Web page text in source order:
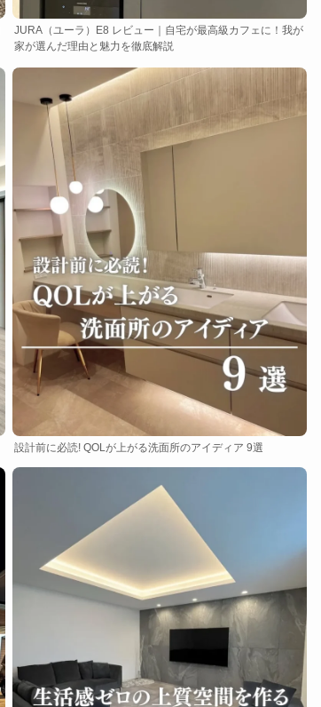
JURA（ユーラ）E8 レビュー｜自宅が最高級カフェに！我が
家が選んだ理由と魅力を徹底解説
設計前に必読! QOLが上がる洗面所のアイディア 9選